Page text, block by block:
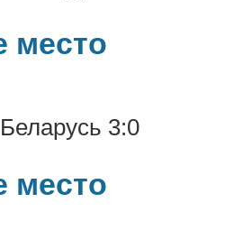
место
3:0
место